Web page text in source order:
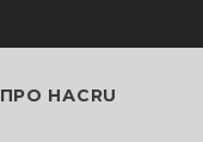
ПРО НАСRU